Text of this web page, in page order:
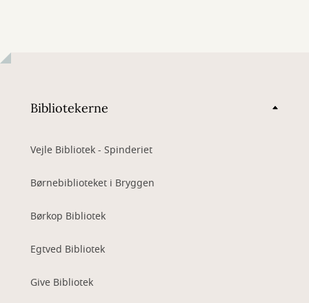
Bibliotekerne
Vejle Bibliotek - Spinderiet
Børnebiblioteket i Bryggen
Børkop Bibliotek
Egtved Bibliotek
Give Bibliotek